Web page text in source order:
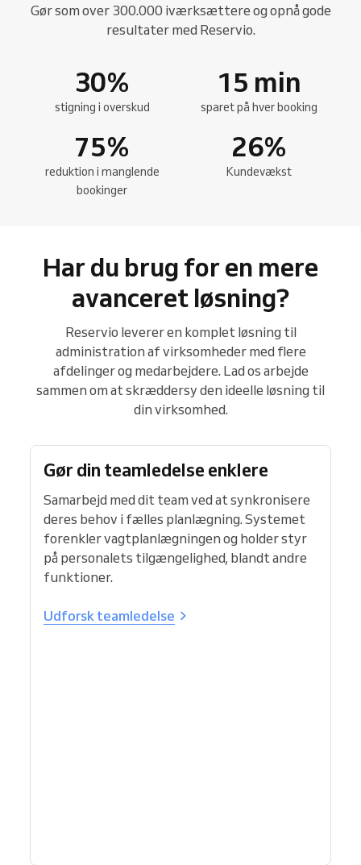
Gør som over 300.000 iværksættere og opnå gode
resultater med Reservio.
30%
stigning i overskud
15 min
sparet på hver booking
75%
reduktion i manglende
bookinger
26%
Kundevækst
Har du brug for en mere
avanceret løsning?
Reservio leverer en komplet løsning til
administration af virksomheder med flere
afdelinger og medarbejdere. Lad os arbejde
sammen om at skræddersy den ideelle løsning til
din virksomhed.
Gør din teamledelse enklere
Samarbejd med dit team ved at synkronisere
deres behov i fælles planlægning. Systemet
forenkler vagtplanlægningen og holder styr
på personalets tilgængelighed, blandt andre
funktioner.
Udforsk teamledelse